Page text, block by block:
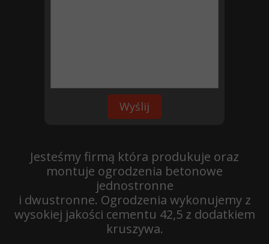
Wyślij
Jesteśmy firmą która produkuje oraz
montuje ogrodzenia betonowe
jednostronne
i dwustronne. Ogrodzenia wykonujemy z
wysokiej jakości cementu 42,5 z dodatkiem
kruszywa.